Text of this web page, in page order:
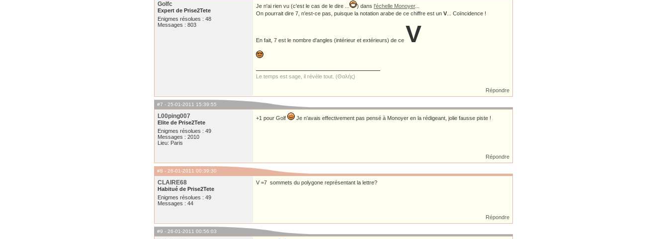
Golfc
Expert de Prise2Tete
Enigmes résolues : 48
Messages : 803
Je n'ai rien vu (c'est le cas de le dire ... ) dans l'échelle Monoyer...
On pourrait dire 7, n'est-ce pas, puisque la notation arabe de ce chiffre est un V ... Coïncidence !
En fait, 7 est le nombre d'angles (intérieur et extérieurs) de ce V
Le temps est sage, il révèle tout. (Θαλής)
Répondre
#7 - 25-01-2011 15:39:55
L00ping007
Elite de Prise2Tete
Enigmes résolues : 49
Messages : 2010
Lieu: Paris
+1 pour Golf Je n'avais effectivement pas pensé à Monoyer en la rédigeant, jolie fausse piste !
Répondre
#8 - 26-01-2011 00:39:30
CLAIRE68
Habitué de Prise2Tete
Enigmes résolues : 49
Messages : 44
V =7 sommets du polygone représentant la lettre?
Répondre
#9 - 26-01-2011 00:56:03